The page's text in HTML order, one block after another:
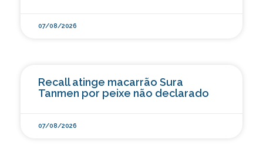
07/08/2026
Recall atinge macarrão Sura
Tanmen por peixe não declarado
07/08/2026